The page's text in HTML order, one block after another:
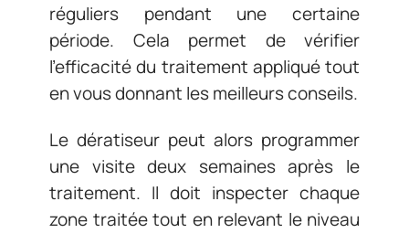
réguliers pendant une certaine
période. Cela permet de vérifier
l’efficacité du traitement appliqué tout
en vous donnant les meilleurs conseils.
Le dératiseur peut alors programmer
une visite deux semaines après le
traitement. Il doit inspecter chaque
zone traitée tout en relevant le niveau